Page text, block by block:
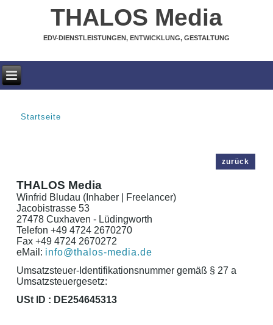
THALOS Media
EDV-DIENSTLEISTUNGEN, ENTWICKLUNG, GESTALTUNG
Startseite
zurück
THALOS Media
Winfrid Bludau (Inhaber | Freelancer)
Jacobistrasse 53
27478 Cuxhaven - Lüdingworth
Telefon +49 4724 2670270
Fax +49 4724 2670272
eMail: info@thalos-media.de
Umsatzsteuer-Identifikationsnummer gemäß § 27 a
Umsatzsteuergesetz:
USt ID : DE254645313